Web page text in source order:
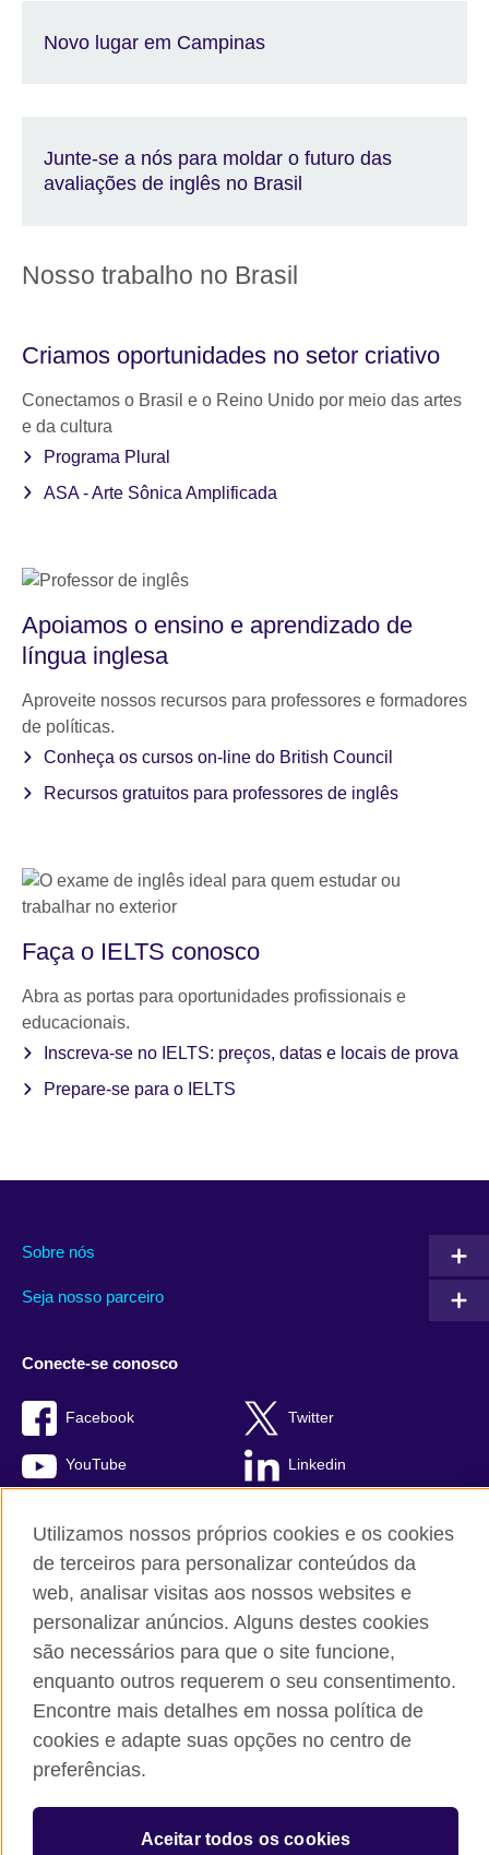
Novo lugar em Campinas
Junte-se a nós para moldar o futuro das
avaliações de inglês no Brasil
Nosso trabalho no Brasil
Criamos oportunidades no setor criativo
Conectamos o Brasil e o Reino Unido por meio das artes
e da cultura
Programa Plural
ASA - Arte Sônica Amplificada
Apoiamos o ensino e aprendizado de
língua inglesa
Aproveite nossos recursos para professores e formadores
de políticas.
Conheça os cursos on-line do British Council
Recursos gratuitos para professores de inglês
Faça o IELTS conosco
Abra as portas para oportunidades profissionais e
educacionais.
Inscreva-se no IELTS: preços, datas e locais de prova
Prepare-se para o IELTS
Sobre nós
Seja nosso parceiro
Conecte-se conosco
Facebook Twitter
YouTube Linkedin
British Council global
Comentários e reclamações
Política de privacidade e termos de uso
Sitemap
Cookies
© 2026 British Council
The United Kingdom’s international organisation for cultural
Utilizamos nossos próprios cookies e os cookies
de terceiros para personalizar conteúdos da
web, analisar visitas aos nossos websites e
personalizar anúncios. Alguns destes cookies
são necessários para que o site funcione,
enquanto outros requerem o seu consentimento.
Encontre mais detalhes em nossa política de
cookies e adapte suas opções no centro de
preferências.
Aceitar todos os cookies